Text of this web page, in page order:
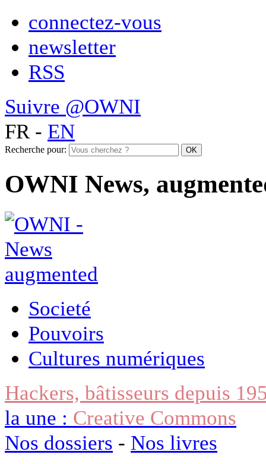
connectez-vous
newsletter
RSS
Suivre @OWNI
FR- EN
Recherche pour:
OWNI News,
Societé
Pouvoirs
Cultures numériques
Hackers, bâtisseurs depuis
la une : Creative Commons
Nos dossiers - Nos livres